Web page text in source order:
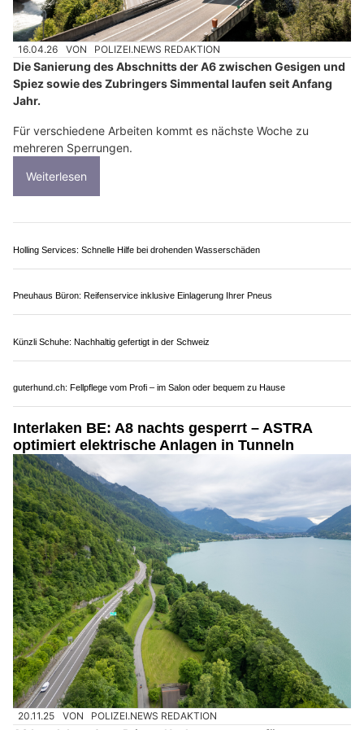
16.04.26 VON POLIZEI.NEWS REDAKTION
Die Sanierung des Abschnitts der A6 zwischen Gesigen und
Spiez sowie des Zubringers Simmental laufen seit Anfang
mehreren Sperrungen.
Holling Services: Schnelle Hilfe bei drohenden Wasserschäden
Pneuhaus Büron: Reifenservice inklusive Einlagerung Ihrer Pneus
Künzli Schuhe: Nachhaltig gefertigt in der Schweiz
guterhund.ch: Fellpflege vom Profi – im Salon oder bequem zu Hause
Interlaken BE: A8 nachts gesperrt – ASTRA
optimiert elektrische Anlagen in Tunneln